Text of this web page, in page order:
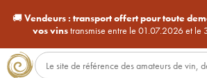
🚚Vendeurs : transport offert pour toute
vos vinstransmise entre le 01.07.2026 et